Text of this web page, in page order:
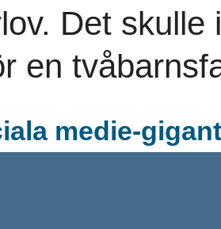
Det
en
medie-